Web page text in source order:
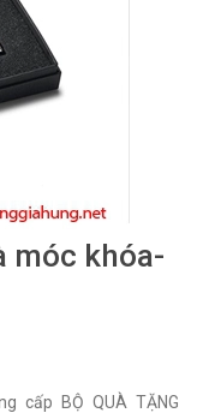
móc khóa-
cấp BỘ QUÀ TẶNG